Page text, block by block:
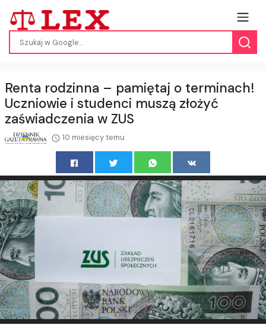
Renta rodzinna – pamiętaj o terminach!
Uczniowie i studenci muszą złożyć
zaświadczenia w ZUS
10 miesięcy temu